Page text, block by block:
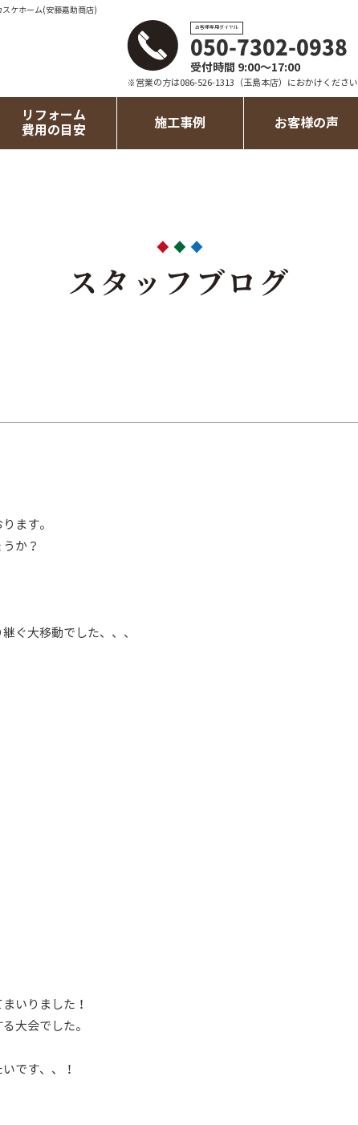
スケホーム(安藤嘉助商店)
お客様専用ダイヤル
050-7302-0938
受付時間 9:00～17:00
※営業の方は086-526-1313（玉島本店）におかけください
リフォーム
費用の目安
施工事例 お客様の声
スタッフブログ
ます。
か？
ぐ大移動でした、、、
いりました！
大会でした。
です、、！